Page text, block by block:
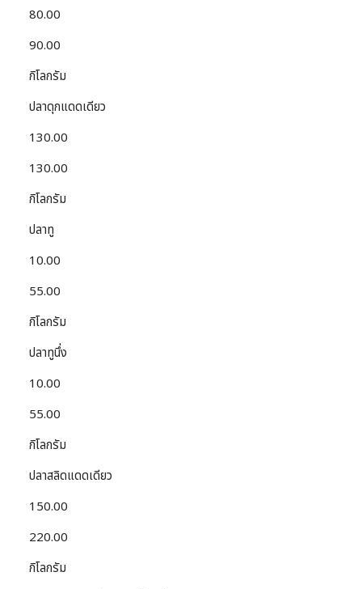
80.00
90.00
กิโลกรัม
ปลาดุกแดดเดียว
130.00
130.00
กิโลกรัม
ปลาทู
10.00
55.00
กิโลกรัม
ปลาทูนึ่ง
10.00
55.00
กิโลกรัม
ปลาสลิดแดดเดียว
150.00
220.00
กิโลกรัม